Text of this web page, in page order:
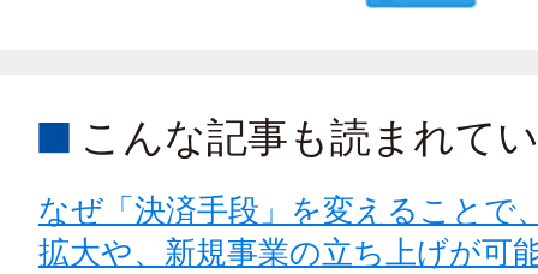
こんな記事も読まれて
なぜ「決済手段」を変えることで
拡大や、新規事業の立ち上げが可